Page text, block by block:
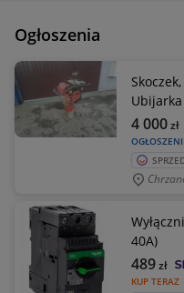
Ogłoszenia
4 000zł
40A)
KUP TERAZ
489zł